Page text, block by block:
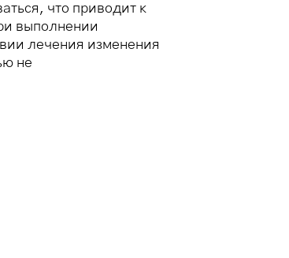
что приводит к
выполнении
лечения изменения
не